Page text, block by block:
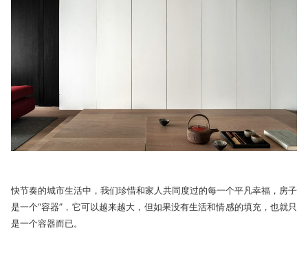
快节奏的城市生活中，我们珍惜和家人共同度过的每一个平凡幸福，房子
是一个“容器”，它可以越来越大，但如果没有生活和情感的填充，也就只
是一个容器而已。